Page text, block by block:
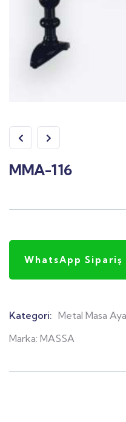
MMA-116
WhatsApp Sipariş
Kategori: Metal Masa
Marka: MASSA